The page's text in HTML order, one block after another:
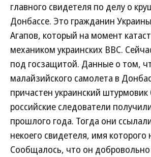
главного свидетеля по делу о
Донбассе. Это гражданин
Агапов, который на момент
механиком украинских ВВС.
под госзащитой. Данные о том,
малайзийского самолета в
причастен украинский штурмовик
российские следователи
прошлого года. Тогда они
некоего свидетеля, имя которого
Сообщалось, что он